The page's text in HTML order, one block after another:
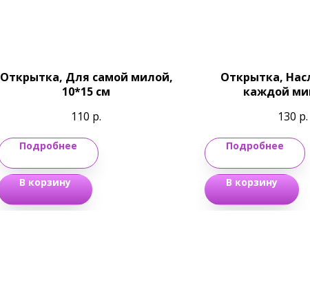
Открытка, Для самой милой,
10*15 см
110 р.
Подробнее
В корзину
Открытка,
каждой
130 р.
Подробнее
В корзину